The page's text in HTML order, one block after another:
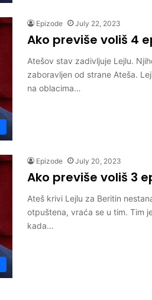
Epizode July 22, 2023
Ako previše voliš 4
Atešov stav zadivljuje Lejlu.
zaboravljen od strane Ateša.
na oblacima…
Epizode July 20, 2023
Ako previše voliš 3
Ateš krivi Lejlu za Beritin
otpuštena, vraća se u tim. Tim
kada…